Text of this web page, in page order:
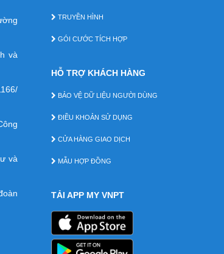
và
và
TRUYỀN HÌNH
GÓI CƯỚC TÍCH HỢP
HỖ TRỢ KHÁCH HÀNG
BẢO VỆ DỮ LIỆU NGƯỜI DÙNG
ĐIỀU KHOẢN SỬ DỤNG
CỬA HÀNG GIAO DỊCH
MẪU HỢP ĐỒNG
TẢI APP MY VNPT